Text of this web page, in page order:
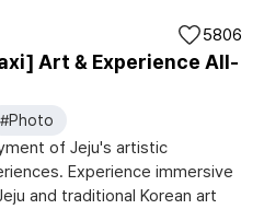
Art & Experience All-
5806
#Photo
of Jeju's artistic
Experience immersive
and traditional Korean art